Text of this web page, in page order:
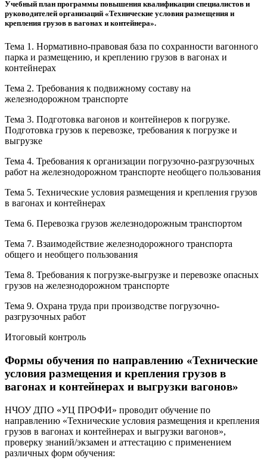
Учебный план программы повышения квалификации специалистов и
руководителей организаций «Технические условия размещения и
крепления грузов в вагонах и контейнера».
Тема 1. Нормативно-правовая база по сохранности вагонного
парка и размещению, и креплению грузов в вагонах и
контейнерах
Тема 2. Требования к подвижному составу на
железнодорожном транспорте
Тема 3. Подготовка вагонов и контейнеров к погрузке.
Подготовка грузов к перевозке, требования к погрузке и
выгрузке
Тема 4. Требования к организации погрузочно-разгрузочных
работ на железнодорожном транспорте необщего пользования
Тема 5. Технические условия размещения и крепления грузов
в вагонах и контейнерах
Тема 6. Перевозка грузов железнодорожным транспортом
Тема 7. Взаимодействие железнодорожного транспорта
общего и необщего пользования
Тема 8. Требования к погрузке-выгрузке и перевозке опасных
грузов на железнодорожном транспорте
Тема 9. Охрана труда при производстве погрузочно-
разгрузочных работ
Итоговый контроль
Формы обучения по направлению «Технические
условия размещения и крепления грузов в
вагонах и контейнерах и выгрузки вагонов»
НЧОУ ДПО «УЦ ПРОФИ» проводит обучение по
направлению «Технические условия размещения и крепления
грузов в вагонах и контейнерах и выгрузки вагонов»,
проверку знаний/экзамен и аттестацию с применением
различных форм обучения: